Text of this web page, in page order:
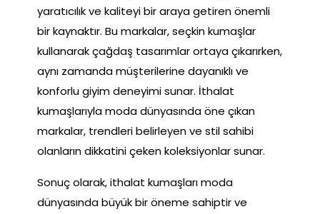
yaratıcılık ve kaliteyi bir araya getiren önemli
bir kaynaktır. Bu markalar, seçkin kumaşlar
kullanarak çağdaş tasarımlar ortaya çıkarırken,
aynı zamanda müşterilerine dayanıklı ve
konforlu giyim deneyimi sunar. İthalat
kumaşlarıyla moda dünyasında öne çıkan
markalar, trendleri belirleyen ve stil sahibi
olanların dikkatini çeken koleksiyonlar sunar.
Sonuç olarak, ithalat kumaşları moda
dünyasında büyük bir öneme sahiptir ve